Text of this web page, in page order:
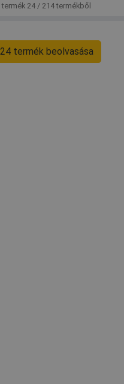
termék 24 / 214 termékből
24 termék beolvasása